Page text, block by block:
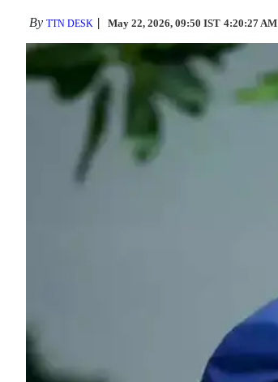
By TTN DESK May 22, 2026, 09:50 IST 4:20:27 AM